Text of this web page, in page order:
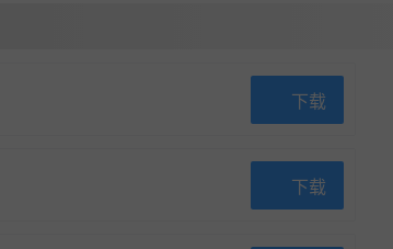
下载
下载